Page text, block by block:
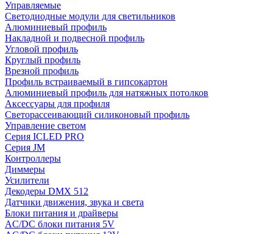
Управляемые
Светодиодные модули для светильников
Алюминиевый профиль
Накладной и подвесной профиль
Угловой профиль
Круглый профиль
Врезной профиль
Профиль встраиваемый в гипсокартон
Алюминиевый профиль для натяжных потолков
Аксессуары для профиля
Светорассеивающий силиконовый профиль
Управление светом
Серия ICLED PRO
Серия JM
Контроллеры
Диммеры
Усилители
Декодеры DMX 512
Датчики движения, звука и света
Блоки питания и драйверы
AC/DC блоки питания 5V